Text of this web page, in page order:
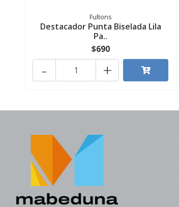
Fultons
Destacador Punta Biselada Lila
Pa..
$690
+
-